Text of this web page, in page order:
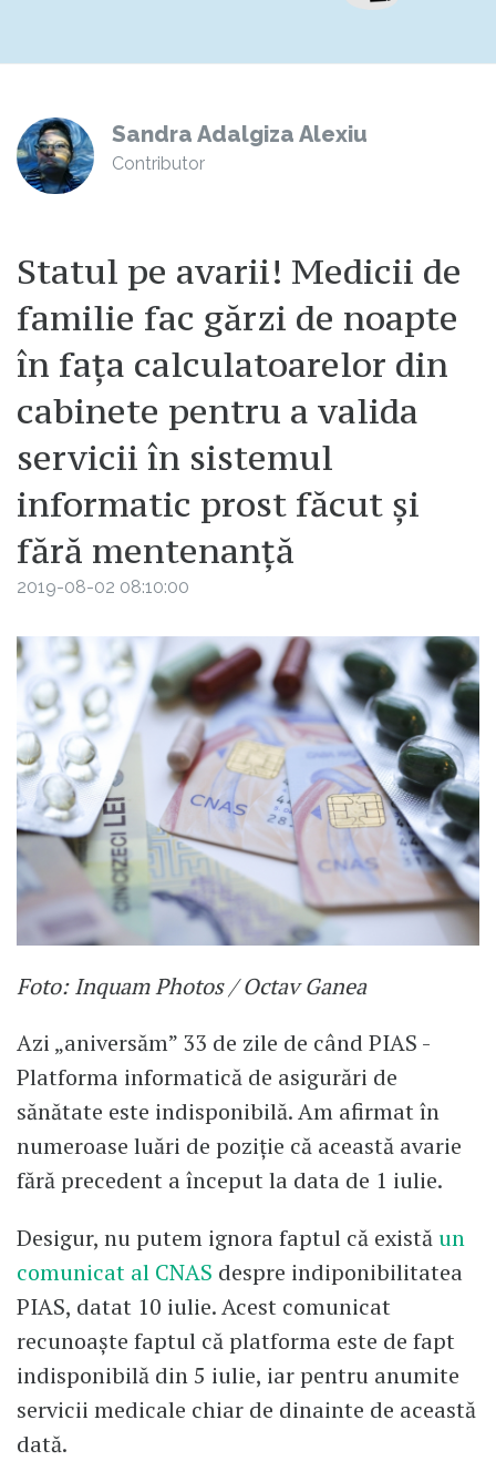
Sandra Adalgiza Alexiu
Contributor
Statul pe avarii! Medicii de
familie fac gărzi de noapte
în fața calculatoarelor din
cabinete pentru a valida
servicii în sistemul
informatic prost făcut și
fără mentenanță
2019-08-02 08:10:00
Foto: Inquam Photos / Octav Ganea
Azi „aniversăm” 33 de zile de când PIAS -
Platforma informatică de asigurări de
sănătate este indisponibilă. Am afirmat în
numeroase luări de poziție că această avarie
fără precedent a început la data de 1 iulie.
Desigur, nu putem ignora faptul că există un
comunicat al CNAS despre indiponibilitatea
PIAS, datat 10 iulie. Acest comunicat
recunoaște faptul că platforma este de fapt
indisponibilă din 5 iulie, iar pentru anumite
servicii medicale chiar de dinainte de această
dată.